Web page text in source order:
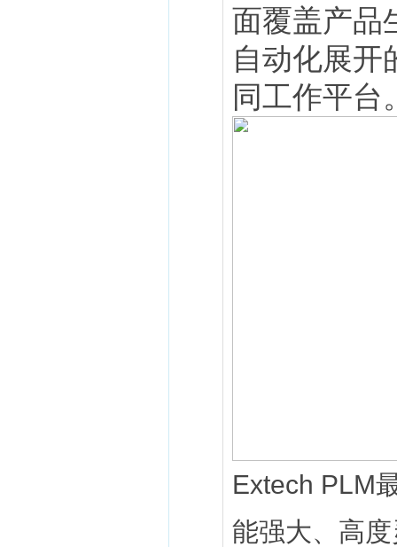
面覆盖产品
自动化展开
同工作平台
Extech PLM
能强大、高